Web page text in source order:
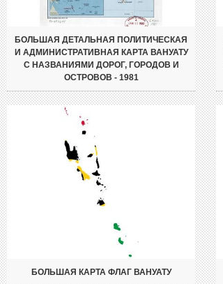
БОЛЬШАЯ ДЕТАЛЬНАЯ ПОЛИТИЧЕСКАЯ
И АДМИНИСТРАТИВНАЯ КАРТА ВАНУАТУ
С НАЗВАНИЯМИ ДОРОГ, ГОРОДОВ И
ОСТРОВОВ - 1981
БОЛЬШАЯ КАРТА ФЛАГ ВАНУАТУ